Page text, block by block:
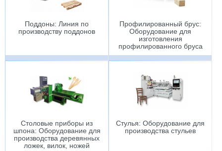
Поддоны: Линия по
производству поддонов
Профилированный брус:
Оборудование для
изготовления
профилированного бруса
Столовые приборы из
шпона: Оборудование для
производства деревянных
ложек, вилок, ножей
Стулья: Оборудование для
производства стульев